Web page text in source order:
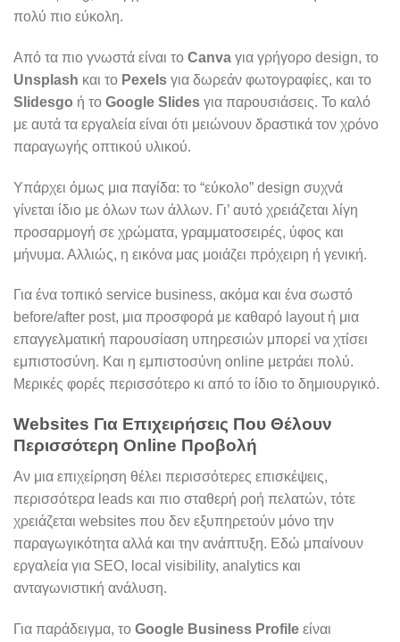
πολύ πιο εύκολη.
Από τα πιο γνωστά είναι το Canva για γρήγορο design, το
Unsplash και το Pexels για δωρεάν φωτογραφίες, και το
Slidesgo ή το Google Slides για παρουσιάσεις. Το καλό
με αυτά τα εργαλεία είναι ότι μειώνουν δραστικά τον χρόνο
παραγωγής οπτικού υλικού.
Υπάρχει όμως μια παγίδα: το “εύκολο” design συχνά
γίνεται ίδιο με όλων των άλλων. Γι’ αυτό χρειάζεται λίγη
προσαρμογή σε χρώματα, γραμματοσειρές, ύφος και
μήνυμα. Αλλιώς, η εικόνα μας μοιάζει πρόχειρη ή γενική.
Για ένα τοπικό service business, ακόμα και ένα σωστό
before/after post, μια προσφορά με καθαρό layout ή μια
επαγγελματική παρουσίαση υπηρεσιών μπορεί να χτίσει
εμπιστοσύνη. Και η εμπιστοσύνη online μετράει πολύ.
Μερικές φορές περισσότερο κι από το ίδιο το δημιουργικό.
Websites Για Επιχειρήσεις Που Θέλουν
Περισσότερη Online Προβολή
Αν μια επιχείρηση θέλει περισσότερες επισκέψεις,
περισσότερα leads και πιο σταθερή ροή πελατών, τότε
χρειάζεται websites που δεν εξυπηρετούν μόνο την
παραγωγικότητα αλλά και την ανάπτυξη. Εδώ μπαίνουν
εργαλεία για SEO, local visibility, analytics και
ανταγωνιστική ανάλυση.
Για παράδειγμα, το Google Business Profile είναι